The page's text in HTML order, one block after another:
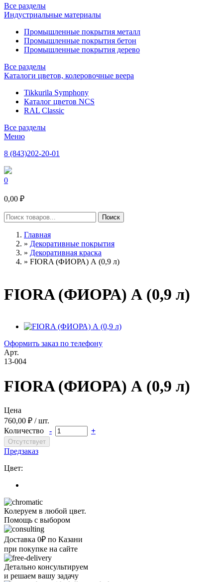
Все разделы
Индустриальные материалы
Промышленные покрытия металл
Промышленные покрытия бетон
Промышленные покрытия дерево
Все разделы
Каталоги цветов, колеровочные веера
Tikkurila Symphony
Каталог цветов NCS
RAL Classic
Все разделы
Меню
8 (843)202-20-01
0
0,00 ₽
Главная
» Декоративные покрытия
» Декоративная краска
» FIORA (ФИОРА) А (0,9 л)
FIORA (ФИОРА) А (0,9 л)
Оформить заказ по телефону
Арт.
13-004
FIORA (ФИОРА) А (0,9 л)
Цена
760,00 ₽ / шт.
Количество
- +
Предзаказ
Цвет:
Колеруем в любой цвет.
Помощь с выбором
Доставка 0₽ по Казани
при покупке на сайте
Детально консультируем
и решаем вашу задачу